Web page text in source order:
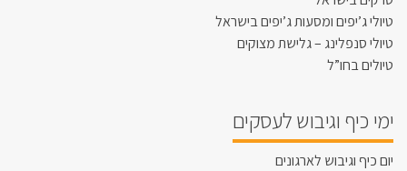
טיולי ג’יפים ומסעות ג’יפים בישראל
טיולי סנפלינג – גלישת מצוקים
טיולים בחו”ל
ימי כיף וגיבוש לעסקים
יום כיף וגיבוש לארגונים